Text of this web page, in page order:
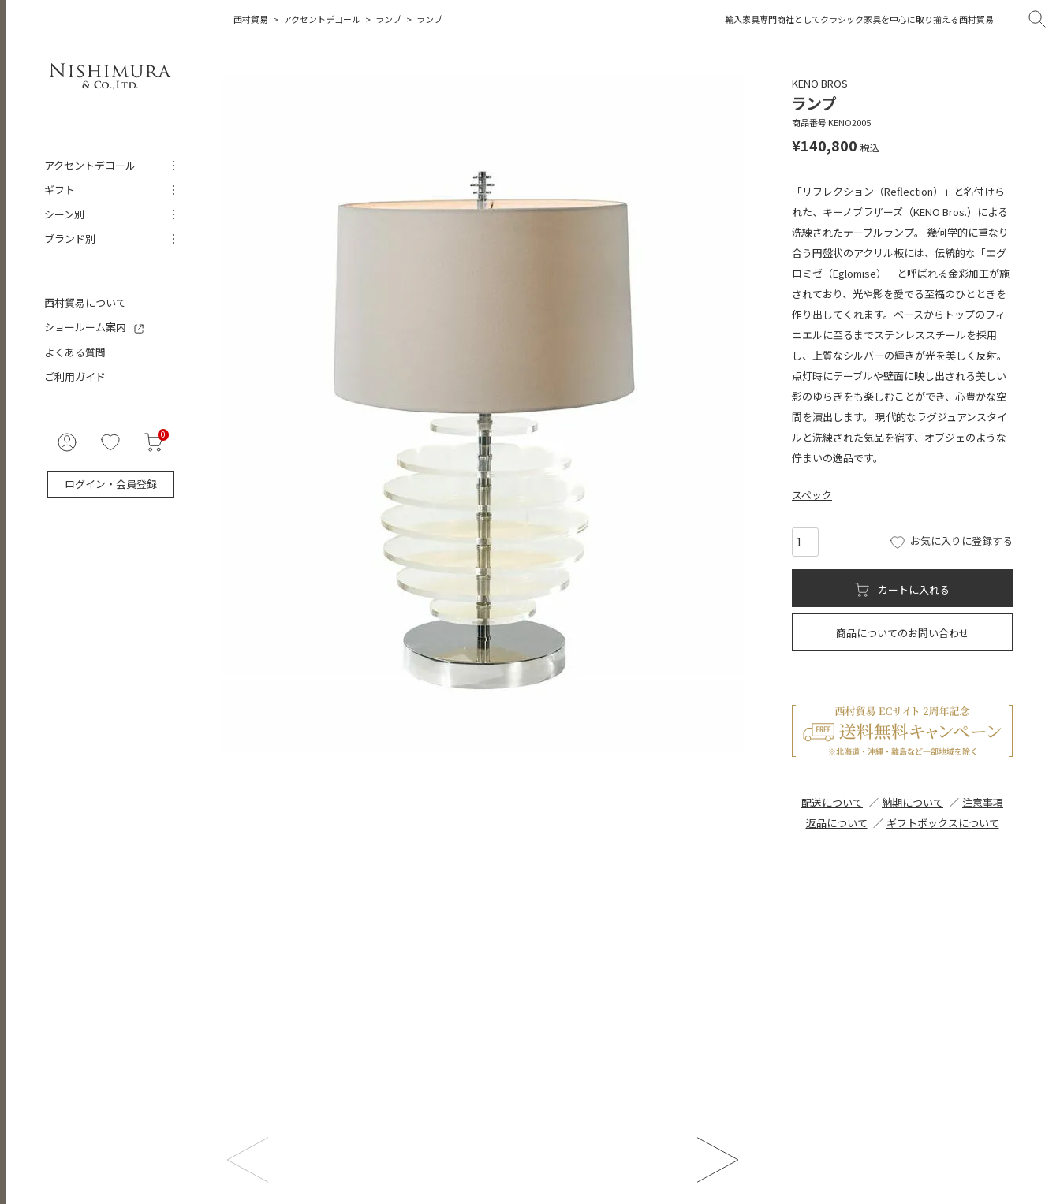
輸入家具専門商社としてクラシック家具を中心に取り揃える西村貿易
アクセントデコール
ギフト
シーン別
ブランド別
西村貿易について
ショールーム案内
よくある質問
ご利用ガイド
0
ログイン・会員登録
西村貿易 アクセントデコール ランプ ランプ
KENO BROS
ランプ
商品番号 KENO2005
¥140,800 税込
「リフレクション（Reflection）」と名付けら
れた、キーノブラザーズ（KENO Bros.）による
洗練されたテーブルランプ。 幾何学的に重なり
合う円盤状のアクリル板には、伝統的な「エグ
ロミゼ（Eglomise）」と呼ばれる金彩加工が施
されており、光や影を愛でる至福のひとときを
作り出してくれます。ベースからトップのフィ
ニエルに至るまでステンレススチールを採用
し、上質なシルバーの輝きが光を美しく反射。
点灯時にテーブルや壁面に映し出される美しい
影のゆらぎをも楽しむことができ、心豊かな空
間を演出します。 現代的なラグジュアンスタイ
ルと洗練された気品を宿す、オブジェのような
佇まいの逸品です。
スペック
お気に入りに登録する
カートに入れる
商品についてのお問い合わせ
配送について 納期について
注意事項
返品について
ギフトボックスについて